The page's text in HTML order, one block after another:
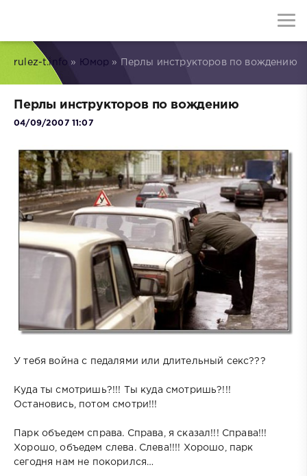
rulez-t.info » Юмор » Перлы инструкторов по вождению
Перлы инструкторов по вождению
04/09/2007 11:07
У тебя война с педалями или длительный секс???
Куда ты смотришь?!!! Ты куда смотришь?!!!
Остановись, потом смотри!!!
Парк объедем справа. Справа, я сказал!!! Справа!!!
Хорошо, объедем слева. Слева!!!! Хорошо, парк
сегодня нам не покорился…